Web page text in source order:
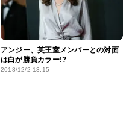
アンジー、英王室メンバーとの対面
は白が勝負カラー!?
2018/12/2 13:15